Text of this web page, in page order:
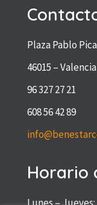
Plaza Pablo
46015 – Valencia
96 327 27 21
608 56 42 89
Horario